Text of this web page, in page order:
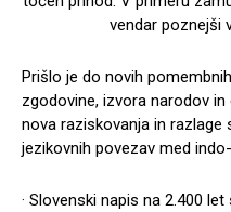
vendar poznejši
Prišlo je do novih
zgodovine, izvora narodov
nova raziskovanja in razlage
jezikovnih povezav med
· Slovenski napis na 2.400